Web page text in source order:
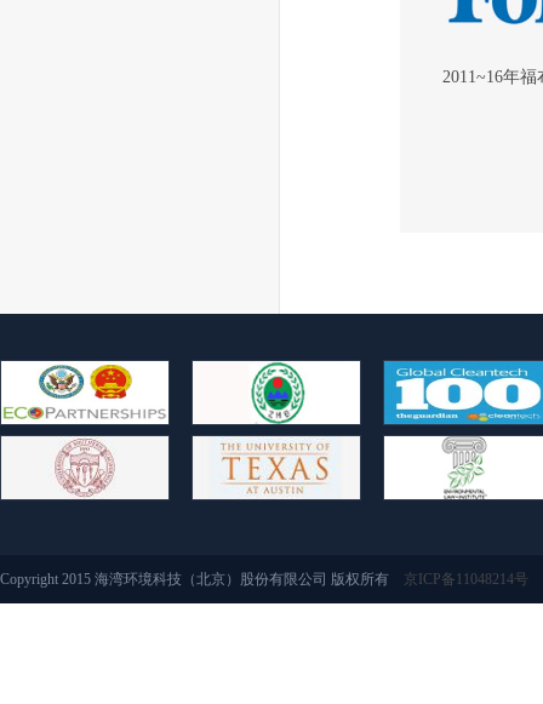
2011~16年
Copyright 2015 海湾环境科技（北京）股份有限公司 版权所有 京ICP备11048214号